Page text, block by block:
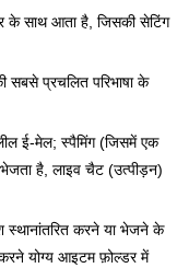
के साथ आता है, जिसकी सेटिंग
सबसे प्रचलित परिभाषा के
ई-मेल; स्पैमिंग (जिसमें एक
है, लाइव चैट (उत्पीड़न)
करने या भेजने के
करने योग्य आइटम फ़ोल्डर में